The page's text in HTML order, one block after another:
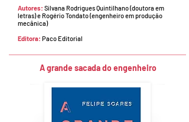
Autores: Silvana Rodrigues Quintilhano (doutora em
letras) e Rogério Tondato (engenheiro em produção
mecânica)
Editora: Paco Editorial
A grande sacada do engenheiro